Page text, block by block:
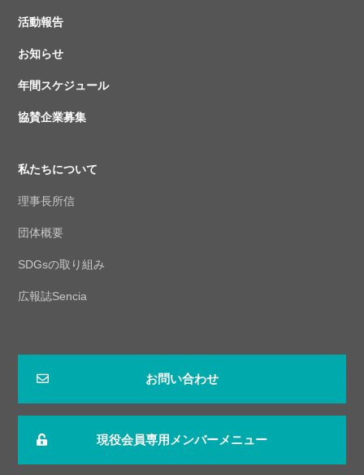
活動報告
お知らせ
年間スケジュール
協賛企業募集
私たちについて
理事長所信
団体概要
SDGsの取り組み
広報誌Sencia
お問い合わせ
現役会員専用メンバーメニュー